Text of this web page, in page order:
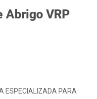
Abrigo VRP
ESPECIALIZADA PARA